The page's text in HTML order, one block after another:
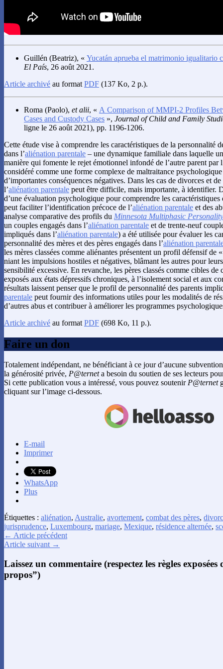
Guillén (Beatriz), « Yucatán aprueba el matrimonio igualitario
El País, 26 août 2021.
Article archivé au format PDF (137 Ko, 2 p.).
Roma (Paolo), et alii, « A Comparison of MMPI-2 Profiles
Cases and Custody Cases », Journal of Child and Family
ligne le 26 août 2021), pp. 1196-1206.
Cette étude vise à comprendre les caractéristiques de la personnalité
dans l’aliénation parentale – une dynamique familiale dans laquelle
manière qui fomente le rejet émotionnel infondé de l’autre parent par
considéré comme une forme complexe de maltraitance
d’importantes conséquences négatives. Dans les cas de divorces et
l’aliénation parentale peut être difficile, mais importante, à identifier.
d’une évaluation psychologique pour comprendre les caractéristiques
peut faciliter l’identification précoce de l’aliénation parentale et des
analyse comparative des profils du Minnesota Multiphasic
un couples engagés dans l’aliénation parentale et de trente-neuf
impliqués dans l’aliénation parentale) a été utilisée pour évaluer les
personnalité des mères et des pères engagés dans l’aliénation
les mères classées comme aliénantes présentent un profil défensif de
niant les impulsions hostiles et négatives, blâmant les autres pour
sensibilité excessive. En revanche, les pères classés comme cibles de
exposés aux états dépressifs chroniques, à l’isolement social et aux
résultats laissent penser que le profil de personnalité des parents
parentale peut fournir des informations utiles pour les modalités de
d’autres abus et contribuer à améliorer les programmes
Article archivé au format PDF (698 Ko, 11 p.).
Faire un don
Totalement indépendant, ne bénéficiant à ce jour d’aucune
la générosité privée, P@terneta besoin du soutien de ses lecteurs
Si cette publication vous a intéressé, vous pouvez soutenirP@ternet
cliquant sur l’image ci-dessous.
E-mail
Imprimer
WhatsApp
Plus
Étiquettes : aliénation, Australie, avortement, combat des pères,
jurisprudence, Luxembourg, mariage, Mexique, résidence alternée,
← Article précédent
Article suivant →
Laissez un commentaire (respectez les règles
propos”)